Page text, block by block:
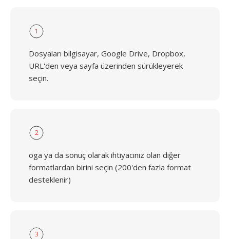
1
Dosyaları bilgisayar, Google Drive, Dropbox,
URL'den veya sayfa üzerinden sürükleyerek
seçin.
2
oga ya da sonuç olarak ihtiyacınız olan diğer
formatlardan birini seçin (200'den fazla format
desteklenir)
3